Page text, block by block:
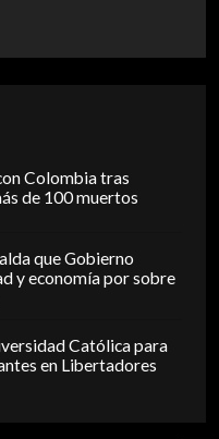
Colombia tras
de 100 muertos
que Gobierno
y economía por sobre
Católica para
en Libertadores